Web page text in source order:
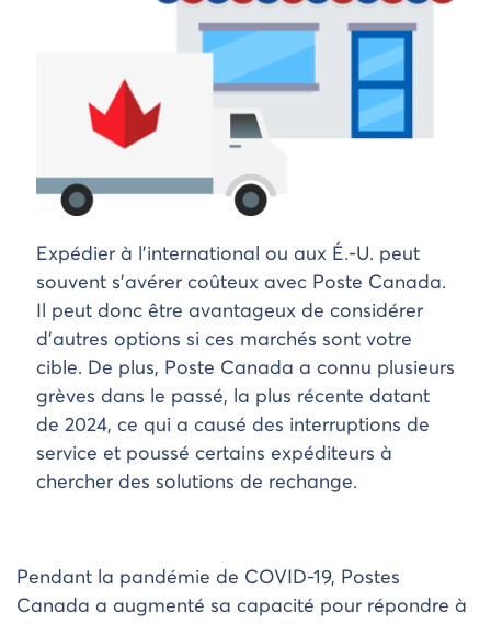
Expédier à l’international ou aux É.-U. peut
souvent s’avérer coûteux avec Poste Canada.
Il peut donc être avantageux de considérer
d’autres options si ces marchés sont votre
cible. De plus, Poste Canada a connu plusieurs
grèves dans le passé, la plus récente datant
de 2024, ce qui a causé des interruptions de
service et poussé certains expéditeurs à
chercher des solutions de rechange.
Pendant la pandémie de COVID-19, Postes
Canada a augmenté sa capacité pour répondre à